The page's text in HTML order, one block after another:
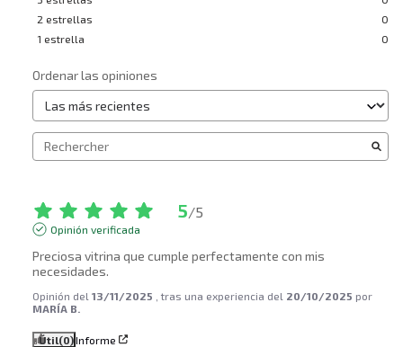
2 estrellas
0
1 estrella 0
Ordenar las opiniones
5/5
Opinión verificada
Preciosa vitrina que cumple perfectamente con mis
necesidades.
Opinión del13/11/2025 , tras una experiencia del 20/10/2025 por
MARÍA B.
Útil(0)Informe